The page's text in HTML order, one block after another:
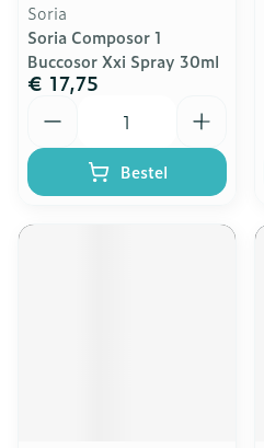
Soria
Soria Composor 1
Buccosor Xxi Spray 30ml
€ 17,75
Bestel